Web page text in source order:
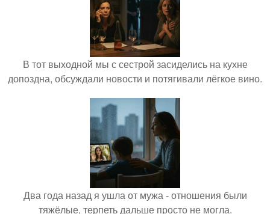
В тот выходной мы с сестрой засиделись на кухне
допоздна, обсуждали новости и потягивали лёгкое вино.
Два года назад я ушла от мужа - отношения были
тяжёлые, терпеть дальше просто не могла.